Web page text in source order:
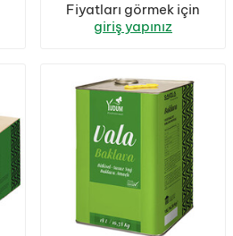
Fiyatları görmek için
giriş yapınız